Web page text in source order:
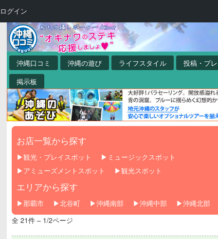
沖縄口コミ 沖縄の遊び ライフスタイル
投稿・プ
掲示板
お店一覧から探す
観光・プレイスポット
ミュージックスポット
アミューズメントスポット
観光スポット
エリアから探す
那覇市 北谷町 沖縄南部 沖縄中部
沖縄北部
全 21件 – 1/2ページ
ログイン